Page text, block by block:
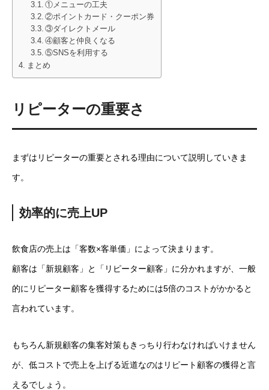
①メニューの工夫
②ポイントカード・クーポン券
③ダイレクトメール
④顧客と仲良くなる
⑤SNSを利用する
まとめ
リピーターの重要さ
まずはリピーターの重要とされる理由について説明していきま
す。
効率的に売上UP
飲食店の売上は「客数×客単価」によって決まります。
顧客は「新規顧客」と「リピーター顧客」に分かれますが、一般
的にリピーター顧客を獲得するためには5倍のコストがかかると
言われています。
もちろん新規顧客の集客対策もきっちり行わなければいけません
が、低コストで売上を上げる近道なのはリピート顧客の獲得と言
えるでしょう。